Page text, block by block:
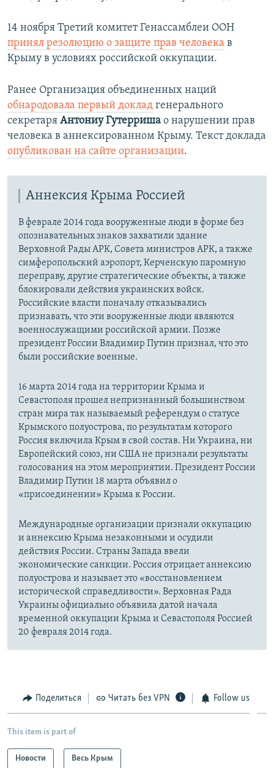
14 ноября Третий комитет Генассамблеи ООН
принял резолюцию о защите прав человека в
Крыму в условиях российской оккупации.
Ранее Организация объединенных наций
обнародовала первый доклад генерального
секретаря Антониу Гутерриша о нарушении прав
человека в аннексированном Крыму. Текст доклада
опубликован на сайте организации.
Аннексия Крыма Россией
В феврале 2014 года вооруженные люди в форме без
опознавательных знаков захватили здание
Верховной Рады АРК, Совета министров АРК, а также
симферопольский аэропорт, Керченскую паромную
переправу, другие стратегические объекты, а также
блокировали действия украинских войск.
Российские власти поначалу отказывались
признавать, что эти вооруженные люди являются
военнослужащими российской армии. Позже
президент России Владимир Путин признал, что это
были российские военные.
16 марта 2014 года на территории Крыма и
Севастополя прошел непризнанный большинством
стран мира так называемый референдум о статусе
Крымского полуострова, по результатам которого
Россия включила Крым в свой состав. Ни Украина, ни
Европейский союз, ни США не признали результаты
голосования на этом мероприятии. Президент России
Владимир Путин 18 марта объявил о
«присоединении» Крыма к России.
Международные организации признали оккупацию
и аннексию Крыма незаконными и осудили
действия России. Страны Запада ввели
экономические санкции. Россия отрицает аннексию
полуострова и называет это «восстановлением
исторической справедливости». Верховная Рада
Украины официально объявила датой начала
временной оккупации Крыма и Севастополя Россией
20 февраля 2014 года.
Поделиться Читать без VPN Follow us
This item is part of
Новости Весь Крым